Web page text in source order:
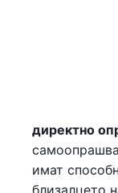
директно
имат
близалцето